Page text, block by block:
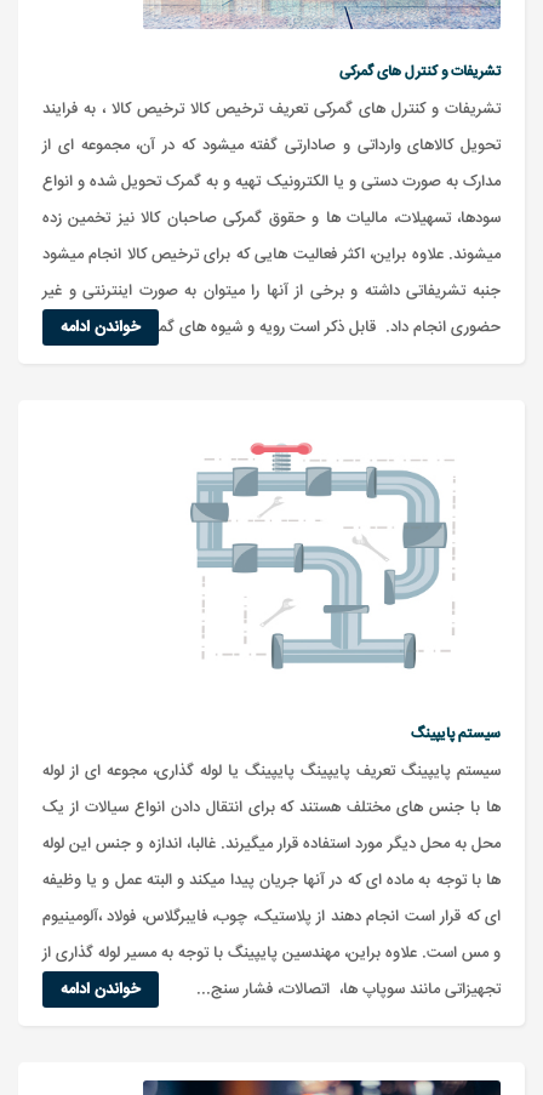
تشریفات و کنترل های گمرکی
تشریفات و کنترل های گمرکی تعریف ترخیص کالا ترخیص کالا ، به فرایند
تحویل کالاهای وارداتی و صادارتی گفته میشود که در آن، مجموعه ای از
مدارک به صورت دستی و یا الکترونیک تهیه و به گمرک تحویل شده و انواع
سودها، تسهیلات، مالیات ها و حقوق گمرکی صاحبان کالا نیز تخمین زده
میشوند. علاوه براین، اکثر فعالیت هایی که برای ترخیص کالا انجام میشود
جنبه تشریفاتی داشته و برخی از آنها را میتوان به صورت اینترنتی و غیر
حضوری انجام داد. قابل ذکر است رویه و شیوه های گمرکی برای تر...
خواندن ادامه
سیستم پایپینگ
سیستم پایپینگ تعریف پایپینگ پایپینگ یا لوله گذاری، مجوعه ای از لوله
ها با جنس های مختلف هستند که برای انتقال دادن انواع سیالات از یک
محل به محل دیگر مورد استفاده قرار میگیرند. غالبا، اندازه و جنس این لوله
ها با توجه به ماده ای که در آنها جریان پیدا میکند و البته عمل و یا وظیفه
ای که قرار است انجام دهند از پلاستیک، چوب، فایبرگلاس، فولاد ،آلومینیوم
و مس است. علاوه براین، مهندسین پایپینگ با توجه به مسیر لوله گذاری از
تجهیزاتی مانند سوپاپ ها، اتصالات، فشار سنج...
خواندن ادامه